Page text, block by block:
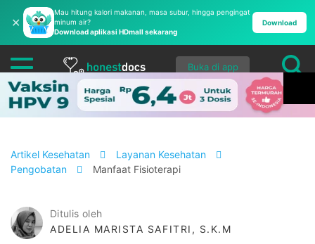
✕
Mau hitung kalori makanan, masa subur, hingga pengingat
minum air?
Download aplikasi HDmall sekarang
Download
Buka di app
Artikel Kesehatan
Layanan Kesehatan
Pengobatan
Manfaat Fisioterapi
Ditulis oleh
ADELIA MARISTA SAFITRI, S.K.M